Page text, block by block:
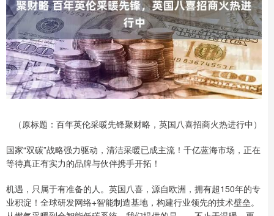
（原标题：百年英伦采暖先锋聚财略，英国八喜招商火热进行中）
国家“双碳”战略强力驱动，清洁采暖已成主流！千亿蓝海市场，正在
等待真正有实力的品牌与伙伴携手开拓！
机遇，只属于有准备的人。英国八喜，源自欧洲，拥有超150年的专
业积淀！全球研发网络+智能制造基地，构建行业领先的技术壁垒。